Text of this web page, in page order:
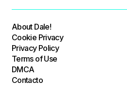
About Dale!
Cookie Privacy
Privacy Policy
Terms of Use
DMCA
Contacto